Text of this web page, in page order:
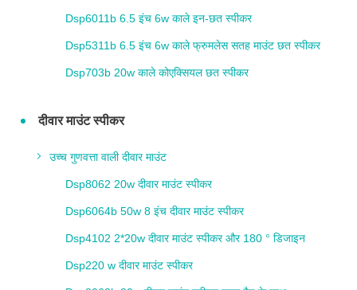
Dsp6011b 6.5 इंच 6w काले इन-छत स्पीकर
Dsp5311b 6.5 इंच 6w काले फ्रुमलेस सतह माउंट छत स्पीकर
Dsp703b 20w काले कोएक्सियल छत स्पीकर
दीवार माउंट स्पीकर
उच्च गुणवत्ता वाली दीवार माउंट
Dsp8062 20w दीवार माउंट स्पीकर
Dsp6064b 50w 8 इंच दीवार माउंट स्पीकर
Dsp4102 2*20w दीवार माउंट स्पीकर और 180 ° डिजाइन
Dsp220 w दीवार माउंट स्पीकर